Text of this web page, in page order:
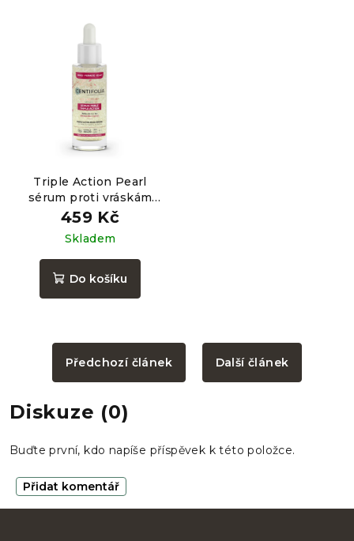
Triple Action Pearl
sérum proti vráskám
LYS ACTIVE®, 30 ml
459 Kč
Skladem
Do košíku
Předchozí článek Další článek
Diskuze (0)
Buďte první, kdo napíše příspěvek k této položce.
Přidat komentář